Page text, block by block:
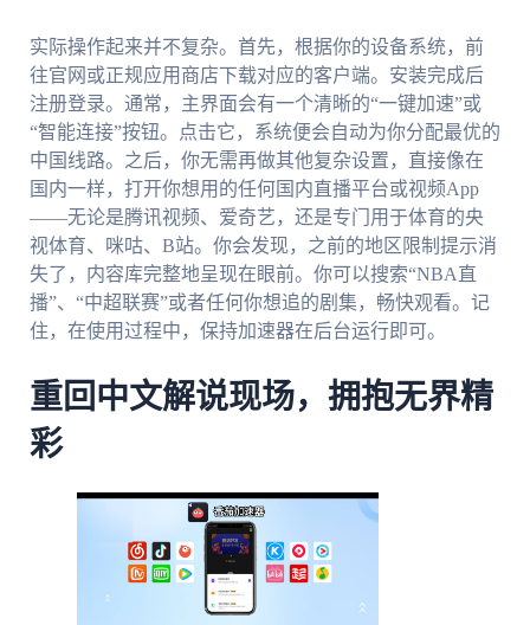
实际操作起来并不复杂。首先，根据你的设备系统，前
往官网或正规应用商店下载对应的客户端。安装完成后
注册登录。通常，主界面会有一个清晰的“一键加速”或
“智能连接”按钮。点击它，系统便会自动为你分配最优的
中国线路。之后，你无需再做其他复杂设置，直接像在
国内一样，打开你想用的任何国内直播平台或视频App
——无论是腾讯视频、爱奇艺，还是专门用于体育的央
视体育、咪咕、B站。你会发现，之前的地区限制提示消
失了，内容库完整地呈现在眼前。你可以搜索“NBA直
播”、“中超联赛”或者任何你想追的剧集，畅快观看。记
住，在使用过程中，保持加速器在后台运行即可。
重回中文解说现场，拥抱无界精
彩